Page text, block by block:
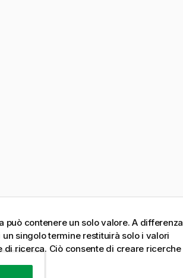
contenere un solo valore. A differenza
singolo termine restituirà solo i valori
di ricerca. Ciò consente di creare ricerche